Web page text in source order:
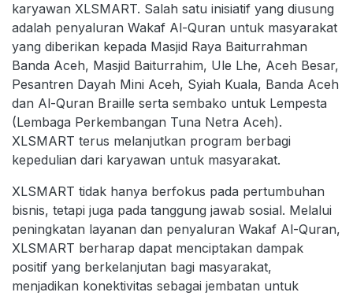
karyawan XLSMART. Salah satu inisiatif yang diusung
adalah penyaluran Wakaf Al-Quran untuk masyarakat
yang diberikan kepada Masjid Raya Baiturrahman
Banda Aceh, Masjid Baiturrahim, Ule Lhe, Aceh Besar,
Pesantren Dayah Mini Aceh, Syiah Kuala, Banda Aceh
dan Al-Quran Braille serta sembako untuk Lempesta
(Lembaga Perkembangan Tuna Netra Aceh).
XLSMART terus melanjutkan program berbagi
kepedulian dari karyawan untuk masyarakat.
XLSMART tidak hanya berfokus pada pertumbuhan
bisnis, tetapi juga pada tanggung jawab sosial. Melalui
peningkatan layanan dan penyaluran Wakaf Al-Quran,
XLSMART berharap dapat menciptakan dampak
positif yang berkelanjutan bagi masyarakat,
menjadikan konektivitas sebagai jembatan untuk